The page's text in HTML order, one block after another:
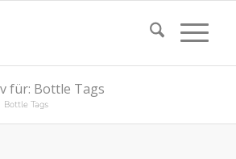
für: Bottle Tags
Bottle Tags